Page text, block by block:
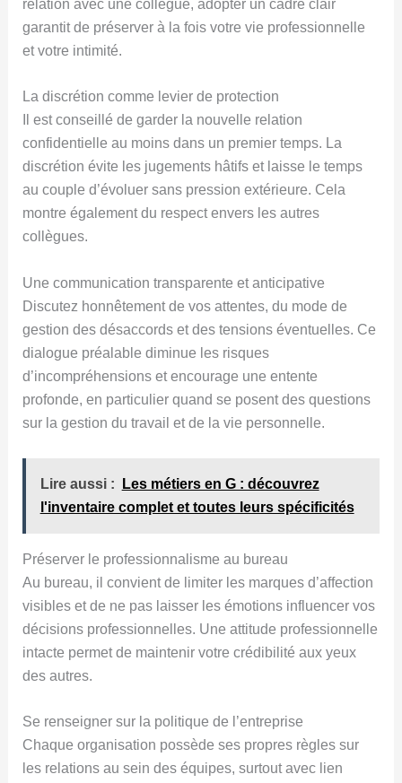
relation avec une collègue, adopter un cadre clair
garantit de préserver à la fois votre vie professionnelle
et votre intimité.
La discrétion comme levier de protection
Il est conseillé de garder la nouvelle relation
confidentielle au moins dans un premier temps. La
discrétion évite les jugements hâtifs et laisse le temps
au couple d’évoluer sans pression extérieure. Cela
montre également du respect envers les autres
collègues.
Une communication transparente et anticipative
Discutez honnêtement de vos attentes, du mode de
gestion des désaccords et des tensions éventuelles. Ce
dialogue préalable diminue les risques
d’incompréhensions et encourage une entente
profonde, en particulier quand se posent des questions
sur la gestion du travail et de la vie personnelle.
Lire aussi :
Les métiers en G : découvrez
l'inventaire complet et toutes leurs spécificités
Préserver le professionnalisme au bureau
Au bureau, il convient de limiter les marques d’affection
visibles et de ne pas laisser les émotions influencer vos
décisions professionnelles. Une attitude professionnelle
intacte permet de maintenir votre crédibilité aux yeux
des autres.
Se renseigner sur la politique de l’entreprise
Chaque organisation possède ses propres règles sur
les relations au sein des équipes, surtout avec lien